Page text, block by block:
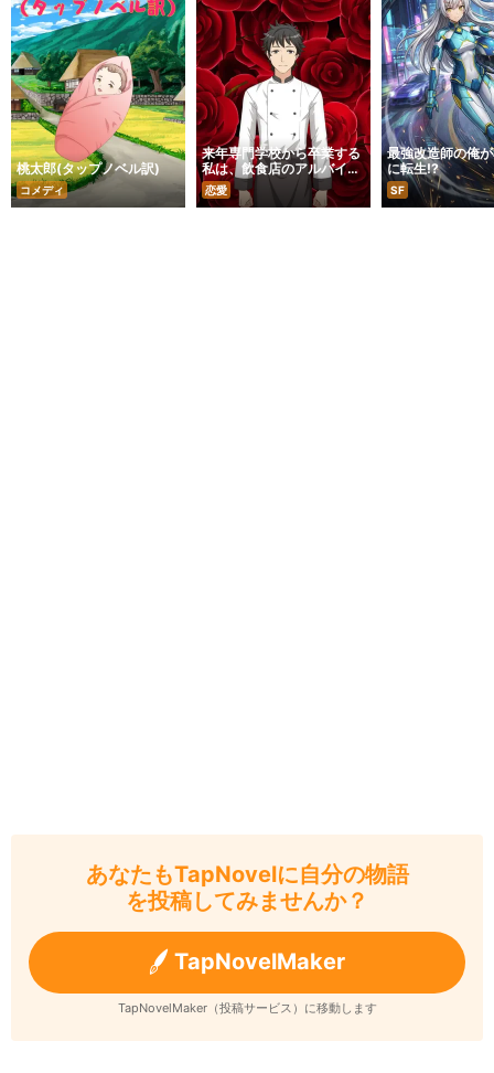
桃太郎(タップノベル訳)
コメディ
来年専門学校から卒業する
私は、飲食店のアルバイト
で未来のパートナーと出会
い始めた
恋愛
最強改造師の俺
に転生!?
SF
あなたもTapNovelに自分の物語
を投稿してみませんか？
TapNovelMaker
TapNovelMaker（投稿サービス）に移動します